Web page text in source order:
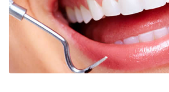
Odontologia